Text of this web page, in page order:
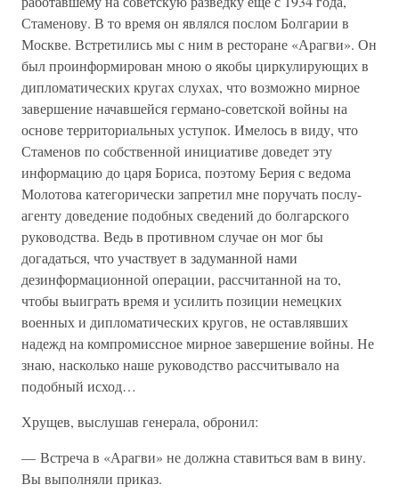
Стаменову. В то время он являлся послом Болгарии в
Москве. Встретились мы с ним в ресторане «Арагви». Он
был проинформирован мною о якобы циркулирующих в
дипломатических кругах слухах, что возможно мирное
завершение начавшейся германо-советской войны на
основе территориальных уступок. Имелось в виду, что
Стаменов по собственной инициативе доведет эту
информацию до царя Бориса, поэтому Берия с ведома
Молотова категорически запретил мне поручать послу-
агенту доведение подобных сведений до болгарского
руководства. Ведь в противном случае он мог бы
догадаться, что участвует в задуманной нами
дезинформационной операции, рассчитанной на то,
чтобы выиграть время и усилить позиции немецких
военных и дипломатических кругов, не оставлявших
надежд на компромиссное мирное завершение войны. Не
знаю, насколько наше руководство рассчитывало на
подобный исход…
Хрущев, выслушав генерала, обронил:
— Встреча в «Арагви» не должна ставиться вам в вину.
Вы выполняли приказ.